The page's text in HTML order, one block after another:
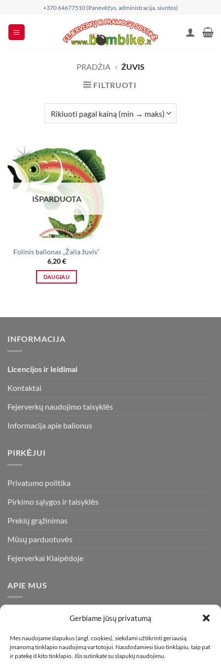
Gerbiame jūsų privatumą
Mes naudojame slapukus (angl. cookies), siekdami užtikrinti geriausią
įmanomą tinklapio naudojimą vartotojui. Naudodamiesi šiuo tinklapiu, taip pat
ir patekę iš kito tinklapio, Jūs sutinkate su slapukų naudojimu.
content
+370 64677510 (Panevėžys, administracija, siuntos)
PRADŽIA » ŽUVIS
FILTRUOTI
IŠPARDUOTA
Folinis balionas „Žalia žuvis“
6,20€
DAUGIAU
INFORMACIJA
Licencijos ir leidimai
Kontaktai
Fejerverkų naudojimo taisyklės
Informacija apie balionus
PIRKĖJUI
Privatumo politika
Pirkimo sąlygos ir taisyklės
Prekių grąžinimas
Mūsų parduotuvės
Fejerverkai Klaipėdoje
APIE MUS
visada stengiamės pasiūlyti tik kokybiškiausius ir geriausius
gaminius už bene mažiausią kainą rinkoje. Prekes pristatome
visoje Lietuvoje.